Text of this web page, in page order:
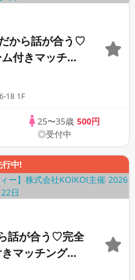
から話が合う♡
付きマッチン
18 1F
25〜35歳 500円
◎受付中
行中!
話が合う♡完全
マッチングコ